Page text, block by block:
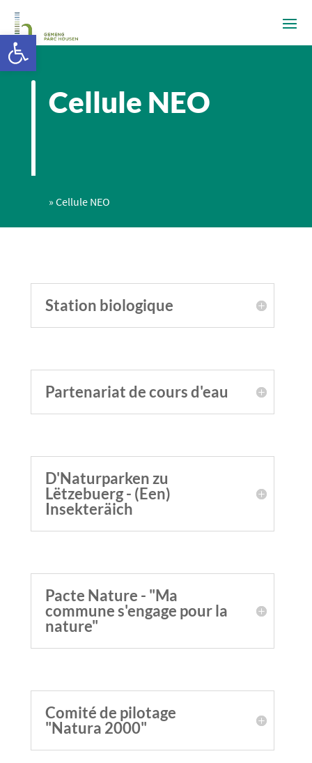
Cellule NEO
» Cellule NEO
Station biologique
Partenariat de cours d'eau
D'Naturparken zu
Lëtzebuerg - (Een)
Insekteräich
Pacte Nature - "Ma
commune s'engage pour la
nature"
Comité de pilotage
"Natura 2000"
Ouvrir la barre d’outils